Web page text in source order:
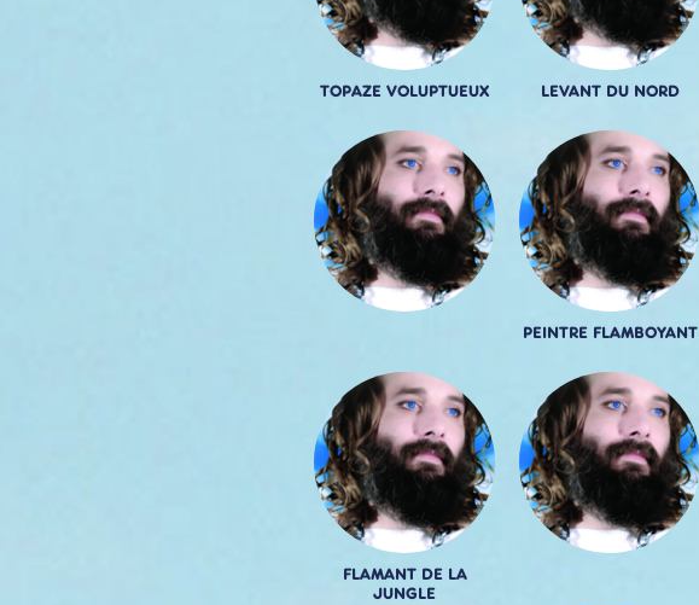
TOPAZE VOLUPTUEUX LEVANT DU NORD
PEINTRE FLAMBOYANT
FLAMANT DE LA
JUNGLE